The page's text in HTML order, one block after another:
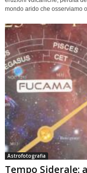
mondo arido che osserviamo
Astrofotografia
Tempo Siderale: